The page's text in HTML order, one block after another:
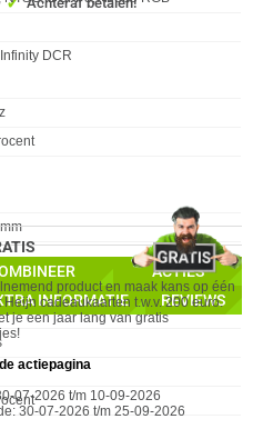
ACTIES
INFORMATIE REVIEWS
DCR
1080 pixelsproduct en maak kans op één
Heijn cadeaukaarten t.w.v. 200 euro.
je een jaar lang van gratis
actiepagina
07-2026 t/m 10-09-2026
30-07-2026 t/m 25-09-2026